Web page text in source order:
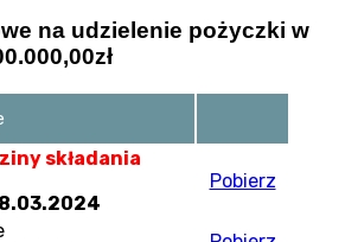
na udzielenie pożyczki w
składania
Pobierz